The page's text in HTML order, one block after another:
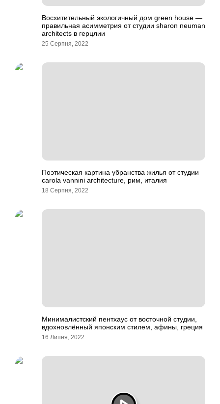
Восхитительный экологичный дом green house —
правильная асимметрия от студии sharon neuman
architects в герцлии
25 Серпня, 2022
Поэтическая картина убранства жилья от студии
carola vannini architecture, рим, италия
18 Серпня, 2022
Минималистский пентхаус от восточной студии,
вдохновлённый японским стилем, афины, греция
16 Липня, 2022